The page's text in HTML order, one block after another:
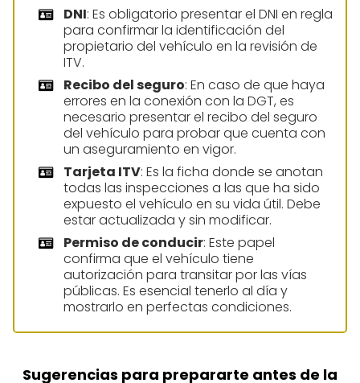
DNI: Es obligatorio presentar el DNI en regla
para confirmar la identificación del
propietario del vehículo en la revisión de
ITV.
Recibo del seguro: En caso de que haya
errores en la conexión con la DGT, es
necesario presentar el recibo del seguro
del vehículo para probar que cuenta con
un aseguramiento en vigor.
Tarjeta ITV: Es la ficha donde se anotan
todas las inspecciones a las que ha sido
expuesto el vehículo en su vida útil. Debe
estar actualizada y sin modificar.
Permiso de conducir: Este papel
confirma que el vehículo tiene
autorización para transitar por las vías
públicas. Es esencial tenerlo al día y
mostrarlo en perfectas condiciones.
Sugerencias para prepararte antes de la